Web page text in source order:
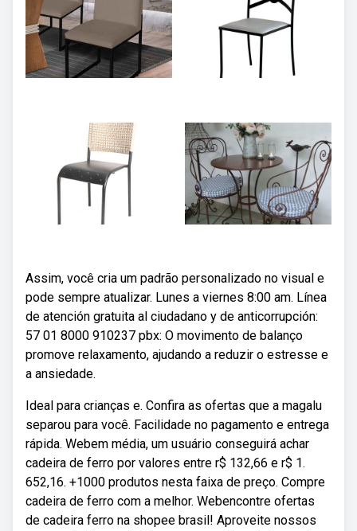
Assim, você cria um padrão personalizado no visual e
pode sempre atualizar. Lunes a viernes 8:00 am. Línea
de atención gratuita al ciudadano y de anticorrupción:
57 01 8000 910237 pbx: O movimento de balanço
promove relaxamento, ajudando a reduzir o estresse e
a ansiedade.
Ideal para crianças e. Confira as ofertas que a magalu
separou para você. Facilidade no pagamento e entrega
rápida. Webem média, um usuário conseguirá achar
cadeira de ferro por valores entre r$ 132,66 e r$ 1.
652,16. +1000 produtos nesta faixa de preço. Compre
cadeira de ferro com a melhor. Webencontre ofertas
de cadeira ferro na shopee brasil! Aproveite nossos